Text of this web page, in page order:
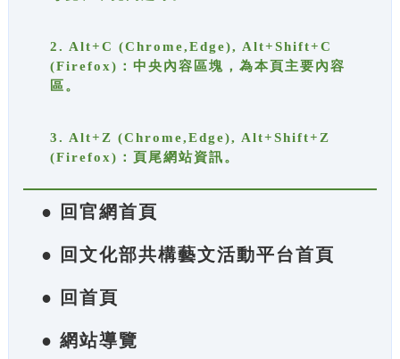
2. Alt+C (Chrome,Edge), Alt+Shift+C
(Firefox)：中央內容區塊，為本頁主要內容
區。
3. Alt+Z (Chrome,Edge), Alt+Shift+Z
(Firefox)：頁尾網站資訊。
● 回官網首頁
● 回文化部共構藝文活動平台首頁
● 回首頁
● 網站導覽